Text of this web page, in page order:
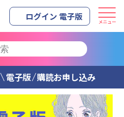
ログイン 電子版 メニュー
電子版 購読お申し込み